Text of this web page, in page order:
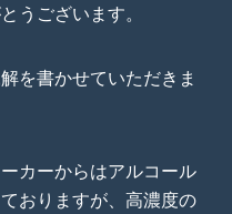
うございます。
を書かせていただきま
カーからはアルコール
おりますが、高濃度の